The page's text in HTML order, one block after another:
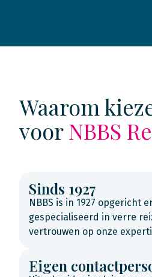
Waarom
voorNBBS
Sinds 1927
NBBS is in 1927 opgericht
gespecialiseerd in verre
vertrouwen op onze
Eigen